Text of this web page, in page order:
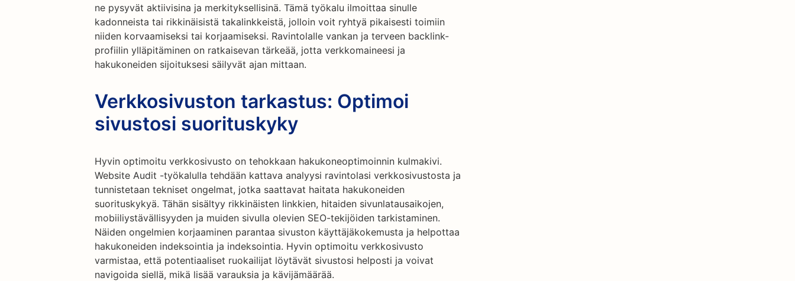
ne pysyvät aktiivisina ja merkityksellisinä. Tämä työkalu ilmoittaa sinulle
kadonneista tai rikkinäisistä takalinkkeistä, jolloin voit ryhtyä pikaisesti toimiin
niiden korvaamiseksi tai korjaamiseksi. Ravintolalle vankan ja terveen backlink-
profiilin ylläpitäminen on ratkaisevan tärkeää, jotta verkkomaineesi ja
hakukoneiden sijoituksesi säilyvät ajan mittaan.
Verkkosivuston tarkastus: Optimoi
sivustosi suorituskyky
Hyvin optimoitu verkkosivusto on tehokkaan hakukoneoptimoinnin kulmakivi.
Website Audit -työkalulla tehdään kattava analyysi ravintolasi verkkosivustosta ja
tunnistetaan tekniset ongelmat, jotka saattavat haitata hakukoneiden
suorituskykyä. Tähän sisältyy rikkinäisten linkkien, hitaiden sivunlatausaikojen,
mobiiliystävällisyyden ja muiden sivulla olevien SEO-tekijöiden tarkistaminen.
Näiden ongelmien korjaaminen parantaa sivuston käyttäjäkokemusta ja helpottaa
hakukoneiden indeksointia ja indeksointia. Hyvin optimoitu verkkosivusto
varmistaa, että potentiaaliset ruokailijat löytävät sivustosi helposti ja voivat
navigoida siellä, mikä lisää varauksia ja kävijämäärää.